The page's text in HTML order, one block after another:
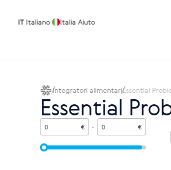
IT Italiano Italia Aiuto
Integratori alimentariEssential
Essential
€ - €